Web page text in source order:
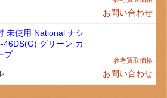
お問い合わせ
未使用 National ナシ
46DS(G) グリーン カ
プ
お問い合わせ